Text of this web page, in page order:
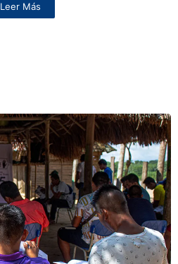
Leer Más